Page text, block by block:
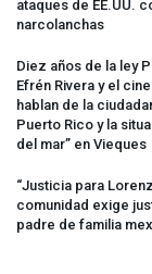
ataques de EE.UU.
narcolanchas
Diez años de la ley
Efrén Rivera y el
hablan de la
Puerto Rico y la
del mar” en Vieques
“Justicia para
comunidad exige
padre de familia